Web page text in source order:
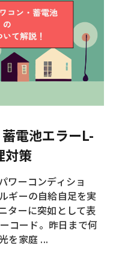
電池エラーL-
対策
ワーコンディショ
ギーの自給自足を実
ターに突如として表
コード。昨日まで何
を家庭 ...